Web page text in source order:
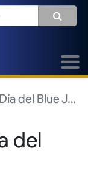
Blue Jeans
del